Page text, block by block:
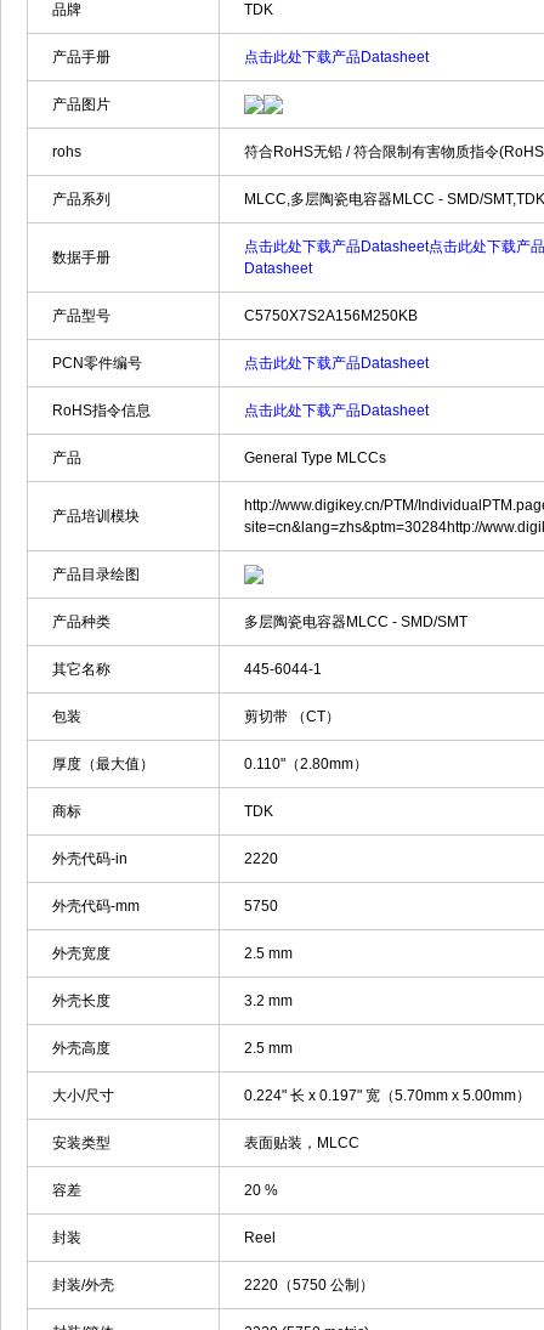
品牌 TDK
产品手册 点击此处下载产品Datasheet
产品图片
rohs 符合RoHS无铅 / 符合限制有害物质指令
产品系列 MLCC,多层陶瓷电容器MLCC - SMD/
数据手册
点击此处下载产品Datasheet点击此处下载产
Datasheet
产品型号 C5750X7S2A156M250KB
PCN零件编号 点击此处下载产品Datasheet
RoHS指令信息 点击此处下载产品Datasheet
产品 General Type MLCCs
产品培训模块
http://www.digikey.cn/PTM/
site=cn&lang=zhs&ptm=30284http://
产品目录绘图
产品种类 多层陶瓷电容器MLCC - SMD/SMT
其它名称 445-6044-1
包装 剪切带 （CT）
厚度（最大值） 0.110"（2.80mm）
商标 TDK
外壳代码-in 2220
外壳代码-mm 5750
外壳宽度 2.5 mm
外壳长度 3.2 mm
外壳高度 2.5 mm
大小/尺寸 0.224" 长 x 0.197" 宽（5.70mm x 5.00mm）
安装类型 表面贴装，MLCC
容差 20 %
封装 Reel
封装/外壳 2220（5750 公制）